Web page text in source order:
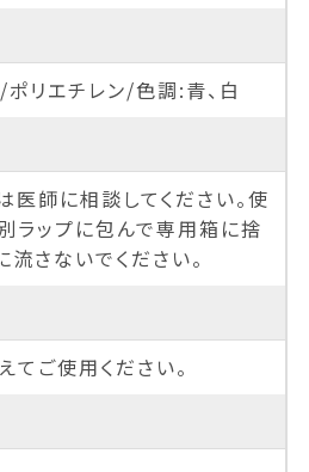
リエチレン/色調:青、白
医師に相談してください。使
ラップに包んで専用箱に捨
流さないでください。
ご使用ください。